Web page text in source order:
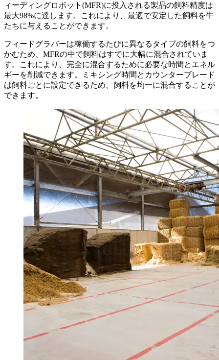
ィーディングロボット(MFR)に投入される製品の飼料精度は
最大98%に達します。これにより、最適で安定した飼料を牛
たちに与えることができます。
フィードグラバーは稼働するたびに異なるタイプの飼料をつ
かむため、MFRの中で飼料はすでに大幅に混合されていま
す。これにより、完全に混合するために必要な時間とエネル
ギーを削減できます。ミキシング時間とカウンターブレード
は飼料ごとに設定できるため、飼料を均一に混合することが
できます。